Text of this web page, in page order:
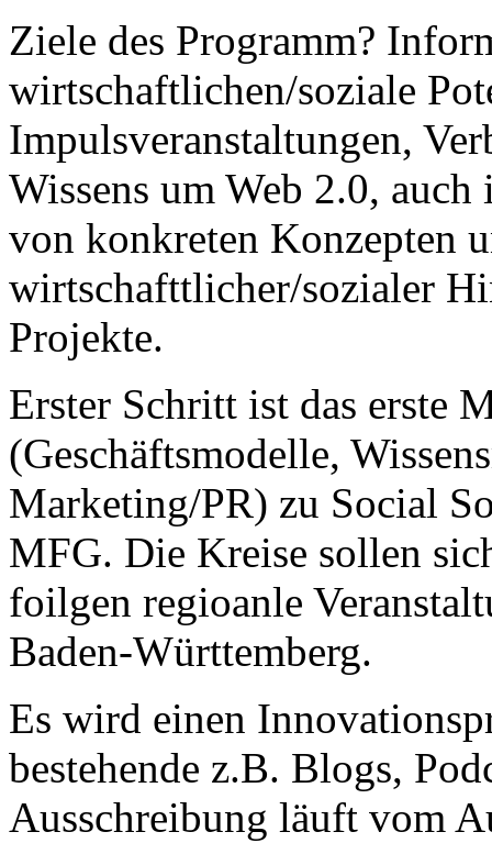
Ziele des Programm?
wirtschaftlichen/soziale
Impulsveranstaltungen,
Wissens um Web 2.0,
von konkreten Konzepten
wirtschafttlicher/sozialer
Projekte.
Erster Schritt ist das erste
(Geschäftsmodelle,
Marketing/PR) zu Social
MFG. Die Kreise sollen
foilgen regioanle
Baden-Württemberg.
Es wird einen
bestehende z.B. Blogs,
Ausschreibung läuft vom